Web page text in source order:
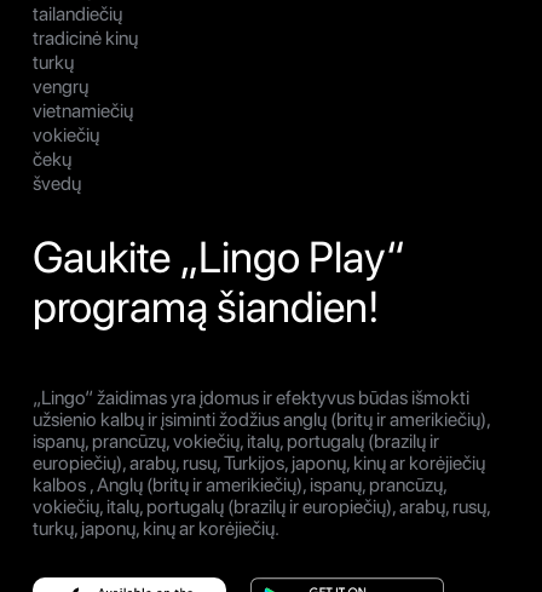
tailandiečių
tradicinė kinų
turkų
vengrų
vietnamiečių
vokiečių
čekų
švedų
Gaukite „Lingo Play“
programą šiandien!
„Lingo“ žaidimas yra įdomus ir efektyvus būdas išmokti
užsienio kalbų ir įsiminti žodžius anglų (britų ir amerikiečių),
ispanų, prancūzų, vokiečių, italų, portugalų (brazilų ir
europiečių), arabų, rusų, Turkijos, japonų, kinų ar korėjiečių
kalbos , Anglų (britų ir amerikiečių), ispanų, prancūzų,
vokiečių, italų, portugalų (brazilų ir europiečių), arabų, rusų,
turkų, japonų, kinų ar korėjiečių.